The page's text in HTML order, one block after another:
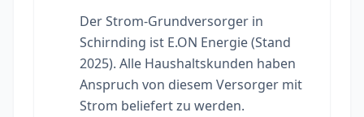
Der Strom-Grundversorger in
Schirnding ist E.ON Energie (Stand
2025). Alle Haushaltskunden haben
Anspruch von diesem Versorger mit
Strom beliefert zu werden.